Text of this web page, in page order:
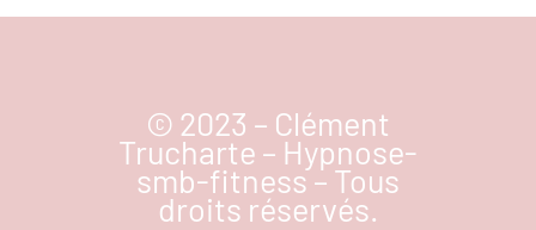
© 2023 – Clément
Trucharte – Hypnose-
smb-fitness – Tous
droits réservés.